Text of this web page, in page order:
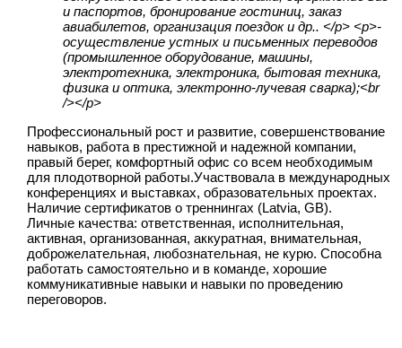
и паспортов, бронирование гостиниц, заказ
авиабилетов, организация поездок и др.. </p> <p>-
осуществление устных и письменных переводов
(промышленное оборудование, машины,
электротехника, электроника, бытовая техника,
физика и оптика, электронно-лучевая сварка);<br
/></p>
Профессиональный рост и развитие, совершенствование
навыков, работа в престижной и надежной компании,
правый берег, комфортный офис со всем необходимым
для плодотворной работы.Участвовала в международных
конференциях и выставках, образовательных проектах.
Наличие сертификатов о треннингах (Latvia, GB).
Личные качества: ответственная, исполнительная,
активная, организованная, аккуратная, внимательная,
доброжелательная, любознательная, не курю. Способна
работать самостоятельно и в команде, хорошие
коммуникативные навыки и навыки по проведению
переговоров.